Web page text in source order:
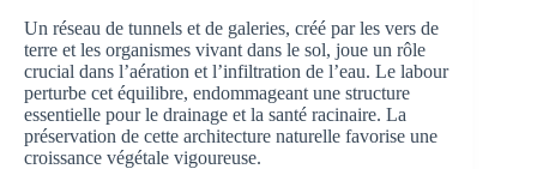
Un réseau de tunnels et de galeries, créé par les vers de
terre et les organismes vivant dans le sol, joue un rôle
crucial dans l’aération et l’infiltration de l’eau. Le labour
perturbe cet équilibre, endommageant une structure
essentielle pour le drainage et la santé racinaire. La
préservation de cette architecture naturelle favorise une
croissance végétale vigoureuse.